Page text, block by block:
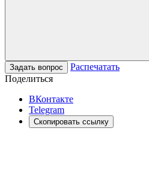
Задать вопрос
Распечатать
Поделиться
ВКонтакте
Telegram
Скопировать ссылку